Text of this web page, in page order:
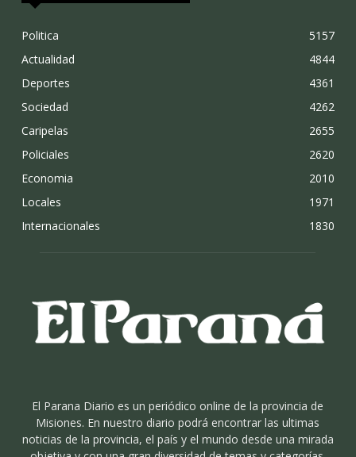
Politica
5157
Actualidad
4844
Deportes
4361
Sociedad
4262
Caripelas
2655
Policiales
2620
Economia
2010
Locales
1971
Internacionales
1830
El Parana Diario es un periódico online de la provincia de
Misiones. En nuestro diario podrá encontrar las ultimas
noticias de la provincia, el país y el mundo desde una mirada